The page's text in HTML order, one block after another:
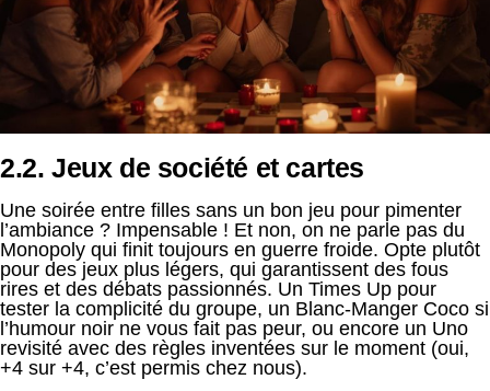
2.2. Jeux de société et cartes
Une soirée entre filles sans un bon jeu pour pimenter
l’ambiance ? Impensable ! Et non, on ne parle pas du
Monopoly qui finit toujours en guerre froide. Opte plutôt
pour des jeux plus légers, qui garantissent des fous
rires et des débats passionnés. Un Times Up pour
tester la complicité du groupe, un Blanc-Manger Coco si
l’humour noir ne vous fait pas peur, ou encore un Uno
revisité avec des règles inventées sur le moment (oui,
+4 sur +4, c’est permis chez nous).